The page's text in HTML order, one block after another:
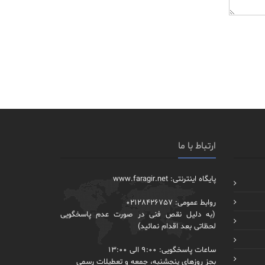
ارتباط با ما
پایگاه اینترنتی: www.faragir.net
روابط عمومی: 02128426757
(به دلیل نقص فنی در صورت عدم پاسخگویی
لحظاتی بعد اقدام نمائید)
ساعات پاسخگویی: 9:00 الی 13:00
بجز روزهای پنجشنبه، جمعه و تعطیلات رسمی